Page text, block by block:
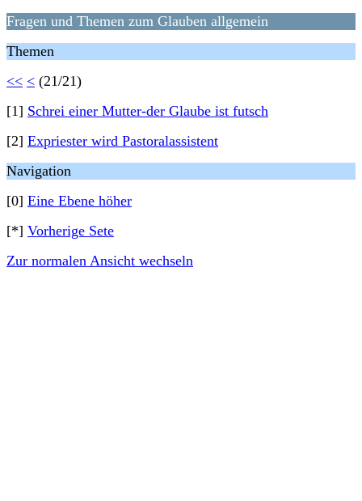
Fragen und Themen zum Glauben allgemein
Themen
<< < (21/21)
[1] Schrei einer Mutter-der Glaube ist futsch
[2] Expriester wird Pastoralassistent
Navigation
[0] Eine Ebene höher
[*] Vorherige Sete
Zur normalen Ansicht wechseln